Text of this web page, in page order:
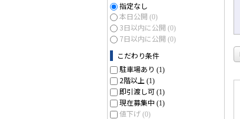
指定なし
本日公開 (0)
3日以内に公開 (0)
7日以内に公開 (0)
こだわり条件
駐車場あり (1)
2階以上 (1)
即引渡し可 (1)
現在募集中 (1)
値下げ (0)